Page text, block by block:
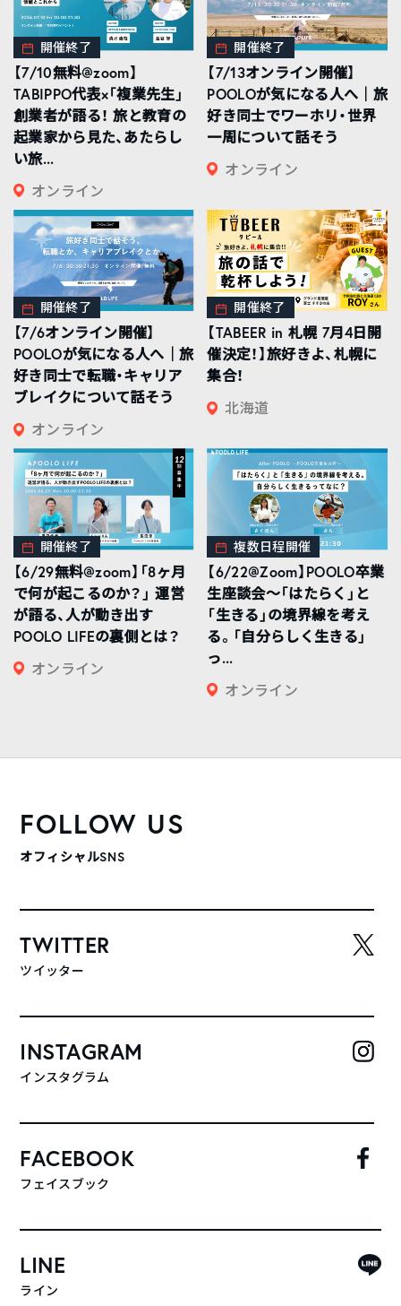
開催終了
【7/10無料@zoom】
TABIPPO代表×「複業先生」
創業者が語る！ 旅と教育の
起業家から見た、あたらし
い旅...
オンライン
開催終了
【7/13オンライン開催】
POOLOが気になる人へ｜旅
好き同士でワーホリ・世界
一周について話そう
オンライン
開催終了
【7/6オンライン開催】
POOLOが気になる人へ｜旅
好き同士で転職・キャリア
ブレイクについて話そう
オンライン
開催終了
【TABEER in 札幌 7月4日開
催決定！】旅好きよ、札幌に
集合！
北海道
開催終了
【6/29無料@zoom】「8ヶ月
で何が起こるのか？」 運営
が語る、人が動き出す
POOLO LIFEの裏側とは？
オンライン
複数日程開催
【6/22@Zoom】POOLO卒業
生座談会〜「はたらく」と
「生きる」の境界線を考え
る。「自分らしく生きる」
っ...
オンライン
FOLLOW US
オフィシャルSNS
TWITTER
ツイッター
INSTAGRAM
インスタグラム
FACEBOOK
フェイスブック
LINE
ライン